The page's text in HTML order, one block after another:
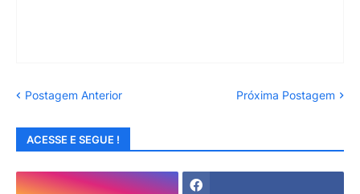
Postagem Anterior Próxima Postagem
ACESSE E SEGUE !